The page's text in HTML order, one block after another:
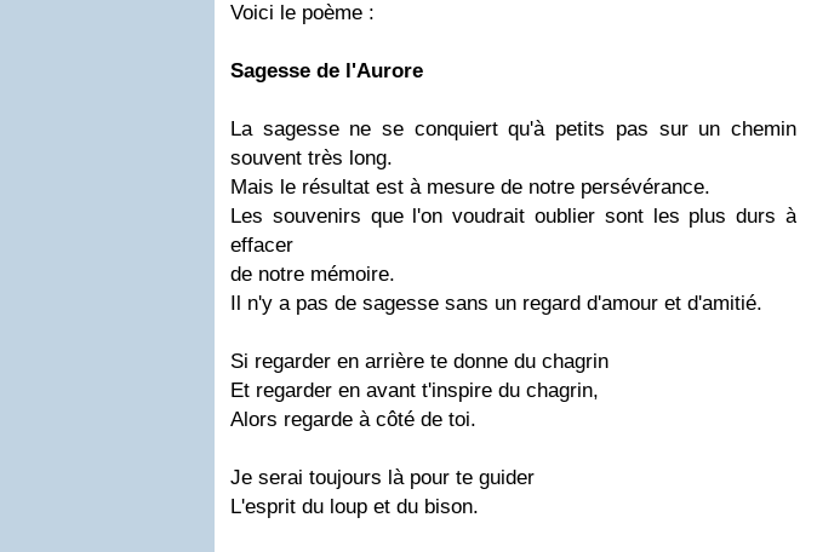
Voici le poème :
Sagesse de l'Aurore
La sagesse ne se conquiert qu'à petits pas sur un chemin
souvent très long.
Mais le résultat est à mesure de notre persévérance.
Les souvenirs que l'on voudrait oublier sont les plus durs à
effacer
de notre mémoire.
Il n'y a pas de sagesse sans un regard d'amour et d'amitié.
Si regarder en arrière te donne du chagrin
Et regarder en avant t'inspire du chagrin,
Alors regarde à côté de toi.
Je serai toujours là pour te guider
L'esprit du loup et du bison.